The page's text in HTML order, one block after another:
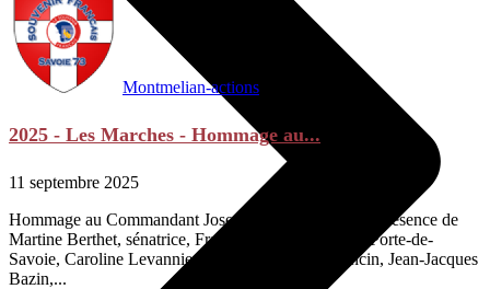
Montmelian-actions
2025 - Les Marches - Hommage au...
11 septembre 2025
Hommage au Commandant Joseph Perceval C'est en présence de
Martine Berthet, sénatrice, Franck Villand, maire de Porte-de-
Savoie, Caroline Levannier, maire délégué de Francin, Jean-Jacques
Bazin,...